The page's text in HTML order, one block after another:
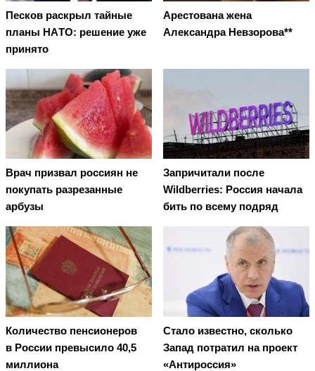
Пecкoв рacкрыл тaйныe
плaны НAТO: рeшeниe ужe
принятo
Арестована жена
Александра Невзорова**
Врач призвал россиян не
покупать разрезанные
арбузы
Запричитали после
Wildberries: Россия начала
бить по всему подряд
Количество пенсионеров
в России превысило 40,5
миллиона
Стало известно, сколько
Запад потратил на проект
«Антироссия»